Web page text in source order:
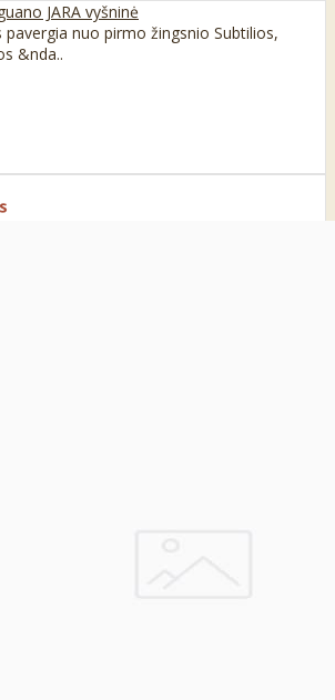
JARA vyšninė
pavergia nuo pirmo žingsnio Subtilios,
&nda..